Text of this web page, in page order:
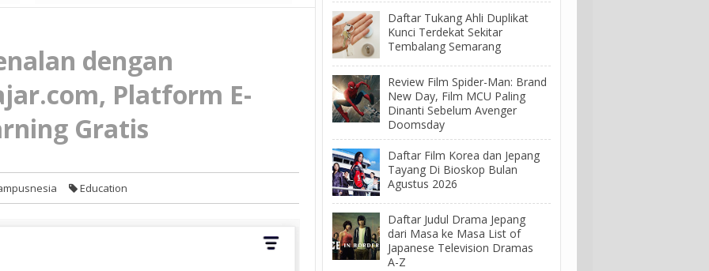
dengan
Platform E-
Gratis
Education
Daftar Tukang Ahli Duplikat
Kunci Terdekat Sekitar
Tembalang Semarang
Review Film Spider-Man: Brand
New Day, Film MCU Paling
Dinanti Sebelum Avenger
Doomsday
Daftar Film Korea dan Jepang
Tayang Di Bioskop Bulan
Agustus 2026
Daftar Judul Drama Jepang
dari Masa ke Masa List of
Japanese Television Dramas
A-Z